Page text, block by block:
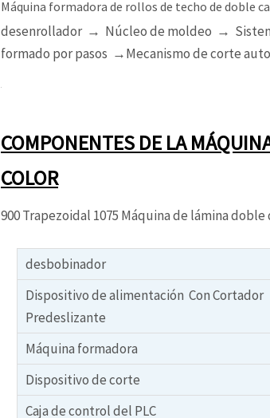
Máquina formadora de rollos de techo de doble
desenrollador → Núcleo de moldeo →
formado por pasos →Mecanismo de corte
COMPONENTES DE LA
COLOR
900 Trapezoidal 1075 Máquina de lámina
desbobinador
Dispositivo de alimentación Con Cortador
Predeslizante
Máquina formadora
Dispositivo de corte
Caja de control del PLC